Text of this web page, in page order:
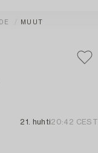
MUUT
21. huhti20:42 CEST